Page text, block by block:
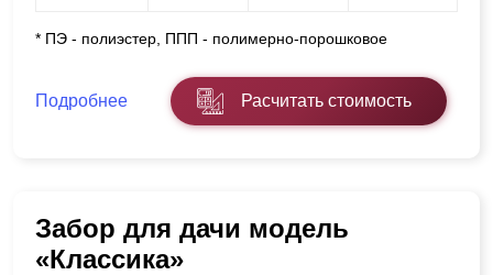
* ПЭ - полиэстер, ППП - полимерно-порошковое
Подробнее Расчитать стоимость
Забор для дачи модель
«Классика»